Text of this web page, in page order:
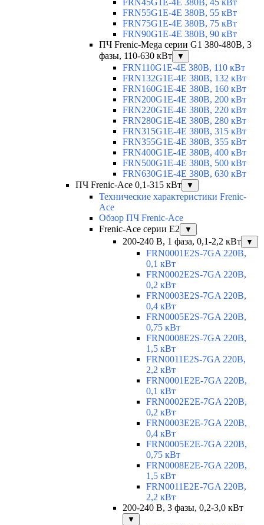
FRN45G1E-4E 380В, 45 кВт
FRN55G1E-4E 380В, 55 кВт
FRN75G1E-4E 380В, 75 кВт
FRN90G1E-4E 380В, 90 кВт
ПЧ Frenic-Mega серии G1 380-480В, 3
фазы, 110-630 кВт
▼
FRN110G1E-4E 380В, 110 кВт
FRN132G1E-4E 380В, 132 кВт
FRN160G1E-4E 380В, 160 кВт
FRN200G1E-4E 380В, 200 кВт
FRN220G1E-4E 380В, 220 кВт
FRN280G1E-4E 380В, 280 кВт
FRN315G1E-4E 380В, 315 кВт
FRN355G1E-4E 380В, 355 кВт
FRN400G1E-4E 380В, 400 кВт
FRN500G1E-4E 380В, 500 кВт
FRN630G1E-4E 380В, 630 кВт
ПЧ Frenic-Ace 0,1-315 кВт
▼
Технические характеристики Frenic-
Ace
Обзор ПЧ Frenic-Ace
Frenic-Ace серии E2
▼
200-240 В, 1 фаза, 0,1-2,2 кВт ▼
FRN0001E2S-7GA 220В,
0,1 кВт
FRN0002E2S-7GA 220В,
0,2 кВт
FRN0003E2S-7GA 220В,
0,4 кВт
FRN0005E2S-7GA 220В,
0,75 кВт
FRN0008E2S-7GA 220В,
1,5 кВт
FRN0011E2S-7GA 220В,
2,2 кВт
FRN0001E2E-7GA 220В,
0,1 кВт
FRN0002E2E-7GA 220В,
0,2 кВт
FRN0003E2E-7GA 220В,
0,4 кВт
FRN0005E2E-7GA 220В,
0,75 кВт
FRN0008E2E-7GA 220В,
1,5 кВт
FRN0011E2E-7GA 220В,
2,2 кВт
200-240 В, 3 фазы, 0,2-3,0 кВт
▼